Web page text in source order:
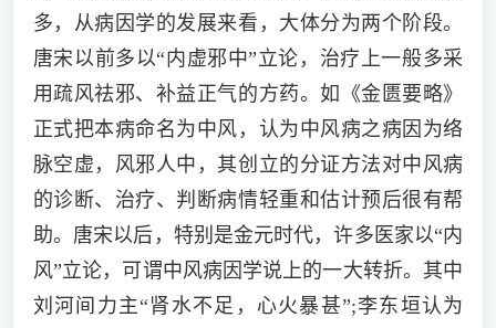
多，从病因学的发展来看，大体分为两个阶段。
唐宋以前多以“内虚邪中”立论，治疗上一般多采
用疏风祛邪、补益正气的方药。如《金匮要略》
正式把本病命名为中风，认为中风病之病因为络
脉空虚，风邪人中，其创立的分证方法对中风病
的诊断、治疗、判断病情轻重和估计预后很有帮
助。唐宋以后，特别是金元时代，许多医家以“内
风”立论，可谓中风病因学说上的一大转折。其中
刘河间力主“肾水不足，心火暴甚”;李东垣认为